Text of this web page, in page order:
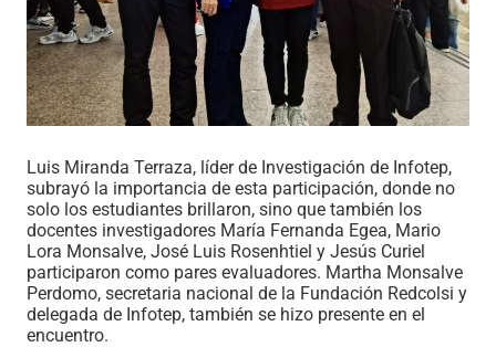
Luis Miranda Terraza, líder de Investigación de Infotep,
subrayó la importancia de esta participación, donde no
solo los estudiantes brillaron, sino que también los
docentes investigadores María Fernanda Egea, Mario
Lora Monsalve, José Luis Rosenhtiel y Jesús Curiel
participaron como pares evaluadores. Martha Monsalve
Perdomo, secretaria nacional de la Fundación Redcolsi y
delegada de Infotep, también se hizo presente en el
encuentro.